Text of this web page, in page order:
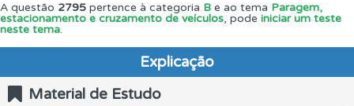
A questão 2795 pertence à categoria B e ao tema Paragem,
estacionamento e cruzamento de veículos, pode iniciar um teste
neste tema.
Explicação
Material de Estudo